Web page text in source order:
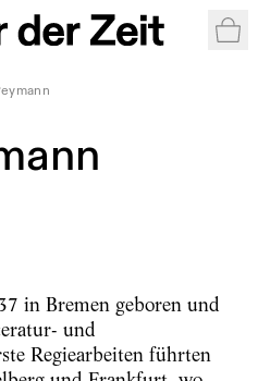
in Bremen geboren und
und
Regiearbeiten führten